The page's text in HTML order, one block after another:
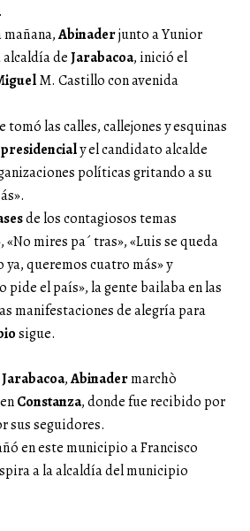
mañana,Abinaderjunto a Yunior
deJarabacoa, inició el
M. Castillo con avenida
tomó las calles, callejones y esquinas
y el candidato alcalde
políticas gritando a su
de los contagiosos temas
«No mires pa´ tras», «Luis se queda
ya, queremos cuatro más» y
pide el país», la gente bailaba en las
manifestaciones de alegría para
sigue.
Jarabacoa,Abinadermarchò
Constanza, donde fue recibido por
sus seguidores.
en este municipio a Francisco
a la alcaldía del municipio